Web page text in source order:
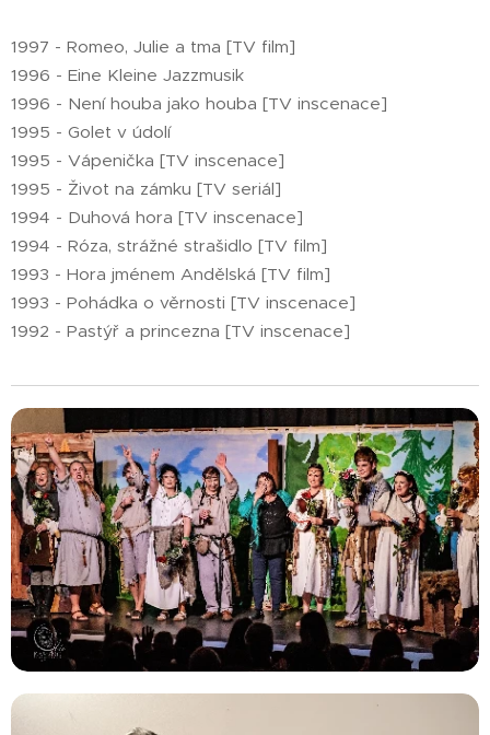
1997 - Romeo, Julie a tma [TV film]
1996 - Eine Kleine Jazzmusik
1996 - Není houba jako houba [TV inscenace]
1995 - Golet v údolí
1995 - Vápenička [TV inscenace]
1995 - Život na zámku [TV seriál]
1994 - Duhová hora [TV inscenace]
1994 - Róza, strážné strašidlo [TV film]
1993 - Hora jménem Andělská [TV film]
1993 - Pohádka o věrnosti [TV inscenace]
1992 - Pastýř a princezna [TV inscenace]